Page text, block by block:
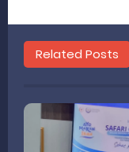
Related Posts